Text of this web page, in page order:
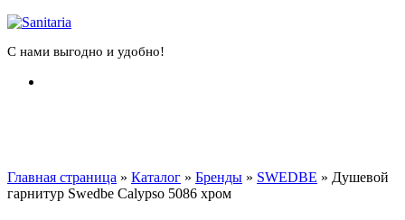
С нами выгодно и удобно!
Главная страница » Каталог » Бренды » SWEDBE » Душевой
гарнитур Swedbe Calypso 5086 хром